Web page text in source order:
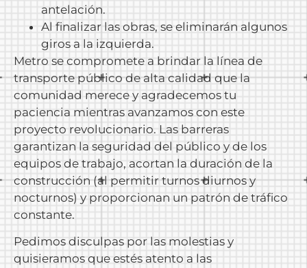
antelación.
Al finalizar las obras, se eliminarán algunos
giros a la izquierda.
Metro se compromete a brindar la línea de
transporte público de alta calidad que la
comunidad merece y agradecemos tu
paciencia mientras avanzamos con este
proyecto revolucionario. Las barreras
garantizan la seguridad del público y de los
equipos de trabajo, acortan la duración de la
construcción (al permitir turnos diurnos y
nocturnos) y proporcionan un patrón de tráfico
constante.
Pedimos disculpas por las molestias y
quisieramos que estés atento a las